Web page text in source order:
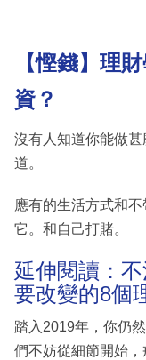
【慳錢】 理財
資？
沒有人知道你能做
道。
應有的生活方式和
它。和自己打賭。
延伸閱讀：
要改變的8個
踏入2019年，你仍
們不妨從細節開始